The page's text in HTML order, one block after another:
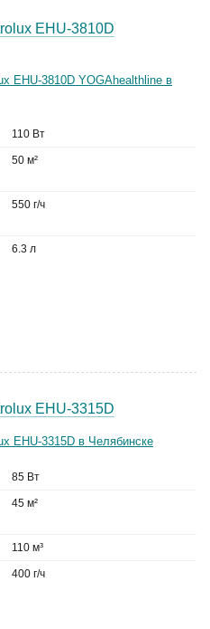
EHU-3810D
110 Вт
50 м²
550 г/ч
6.3 л
EHU-3315D
85 Вт
45 м²
110 м³
400 г/ч